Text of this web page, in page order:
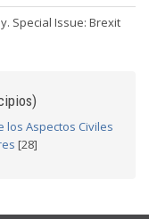
Special Issue: Brexit
los Aspectos Civiles
[28]